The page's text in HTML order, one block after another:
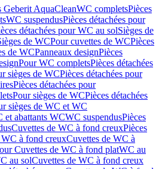
Geberit AquaCleanWC completsPièces
WC suspendusPièces détachées pour
détachées pour WC au solSièges de
de WCPour cuvettes de WCPièces
de WCPanneaux designPièces
Pour WC completsPièces détachées
sièges de WCPièces détachées pour
Pièces détachées pour
Pour sièges de WCPièces détachées
sièges de WC et WC
et abattants WCWC suspendusPièces
Cuvettes de WC à fond creuxPièces
WC à fond creuxCuvettes de WC à
Cuvettes de WC à fond platWC au
au solCuvettes de WC à fond creux